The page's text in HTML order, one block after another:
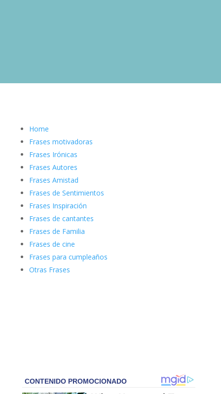
Home
Frases motivadoras
Frases Irónicas
Frases Autores
Frases Amistad
Frases de Sentimientos
Frases Inspiración
Frases de cantantes
Frases de Familia
Frases de cine
Frases para cumpleaños
Otras Frases